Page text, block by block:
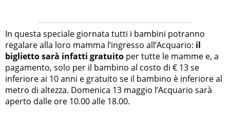
In questa speciale giornata tutti i bambini potranno
regalare alla loro mamma l’ingresso all’Acquario: il
biglietto sarà infatti gratuito per tutte le mamme e, a
pagamento, solo per il bambino al costo di € 13 se
inferiore ai 10 anni e gratuito se il bambino è inferiore al
metro di altezza. Domenica 13 maggio l’Acquario sarà
aperto dalle ore 10.00 alle 18.00.